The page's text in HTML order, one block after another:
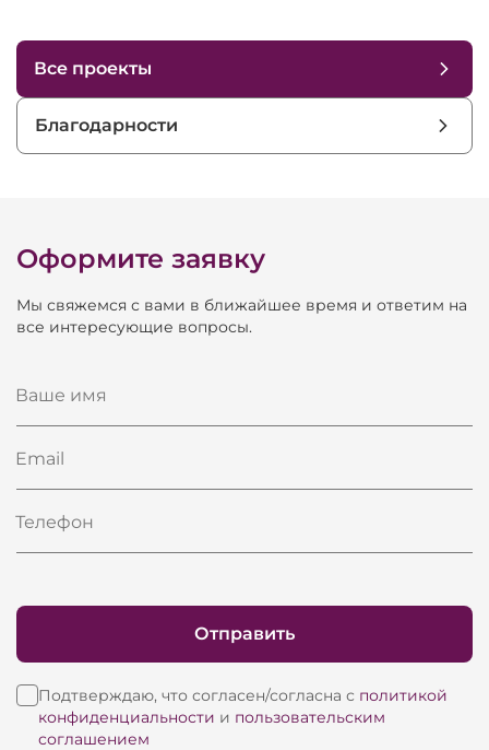
Все проекты
Благодарности
Оформите заявку
Мы свяжемся с вами в ближайшее время и ответим на
все интересующие вопросы.
Ваше имя
Email
Телефон
Подтверждаю, что согласен/согласна с политикой
конфиденциальности и пользовательским
соглашением
Отправить